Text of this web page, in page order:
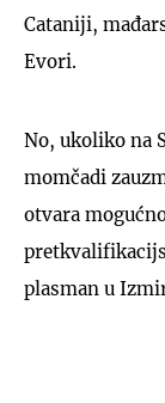
Cataniji,
Evori.
No, ukoliko na
momčadi
otvara
plasman u